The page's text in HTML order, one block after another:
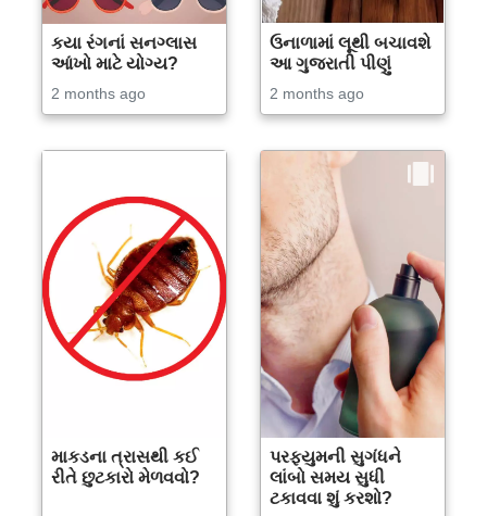
કયા રંગનાં સનગ્લાસ
આંખો માટે યોગ્ય?
2 months ago
ઉનાળામાં લૂથી બચાવશે
આ ગુજરાતી પીણું
2 months ago
માકડના ત્રાસથી કઈ
રીતે છુટકારો મેળવવો?
પરફ્યુમની સુગંધને
લાંબો સમય સુધી
ટકાવવા શું કરશો?